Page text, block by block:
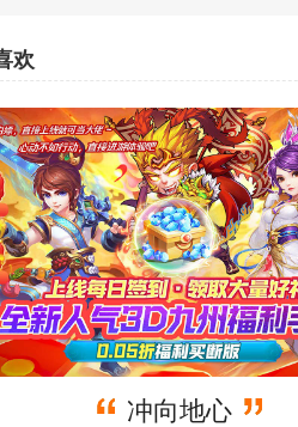
欢
冲向地心